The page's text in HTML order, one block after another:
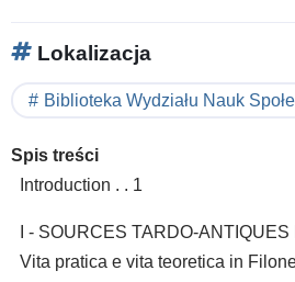
Lokalizacja
Biblioteka Wydziału Nauk
Spis treści
Introduction . . 1
I - SOURCES TARDO-
Vita pratica e vita teoretica in